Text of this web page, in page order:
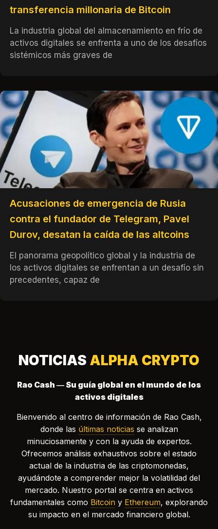
transferencia millonaria de Bitcoin
La industria global del almacenamiento en frío de
activos digitales se enfrenta a uno de los desafíos
sistémicos más graves de
Acusaciones de emergencia de Rusia
contra el fundador de Telegram, Pavel
Durov, desatan la caída de las altcoins
El panorama geopolítico global y la industria de
los activos digitales se enfrentan a un desafío sin
precedentes, capaz de
NOTICIAS ALPHA CRYPTO
Rao Cash — Su guía global en el mundo de los
activos digitales
Bienvenido al centro de información de Rao Cash,
donde las últimas noticias se analizan
minuciosamente y con la ayuda de expertos.
Ofrecemos análisis exhaustivos sobre el estado
actual de la industria de las criptomonedas,
ayudándote a comprender mejor la volatilidad del
mercado. Nuestro portal se centra en activos
fundamentales como Bitcoin y Ethereum, explorando
su impacto en el mercado financiero global.